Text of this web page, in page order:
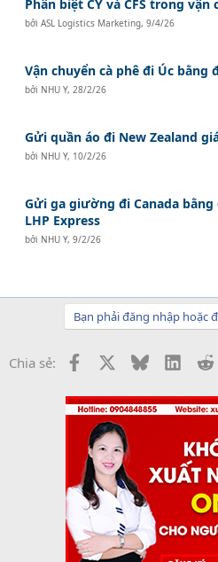
Phân biệt CY và CFS trong
bởiASL Logistics Marketing,9/4/26
Vận chuyển cà phê đi Úc
bởi NHU Y,28/2/26
Gửi quần áo đi New Zealand
bởi NHU Y, 10/2/26
Gửi ga giường đi Canada
LHP Express
bởi NHU Y,9/2/26
Bạn phải đăng nhập hoặc
Chia sẻ: Facebook Bluesky